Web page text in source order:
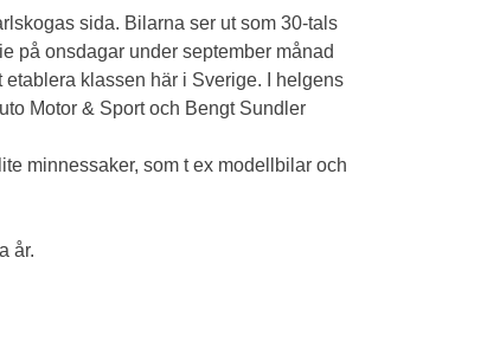
sida. Bilarna ser ut som 30-tals
på onsdagar under september månad
klassen här i Sverige. I helgens
Motor & Sport och Bengt Sundler
minnessaker, som t ex modellbilar och
år.